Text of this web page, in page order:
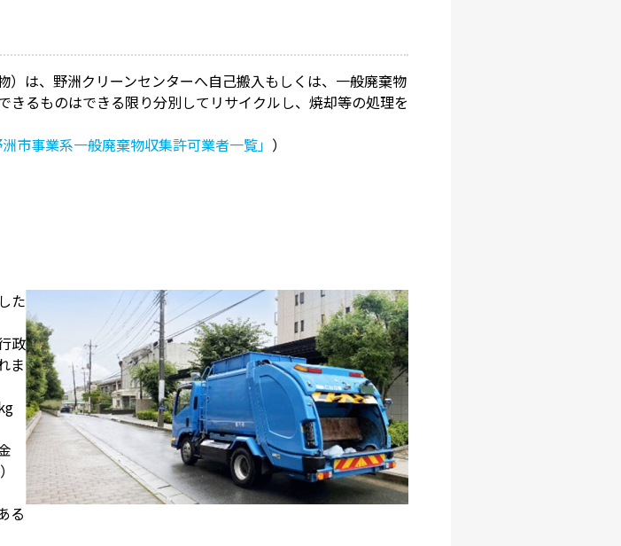
は、野洲クリーンセンターへ自己搬入もしくは、一般廃棄物
るものはできる限り分別してリサイクルし、焼却等の処理を
市事業系一般廃棄物収集許可業者一覧」 ）
た
政
ま
る